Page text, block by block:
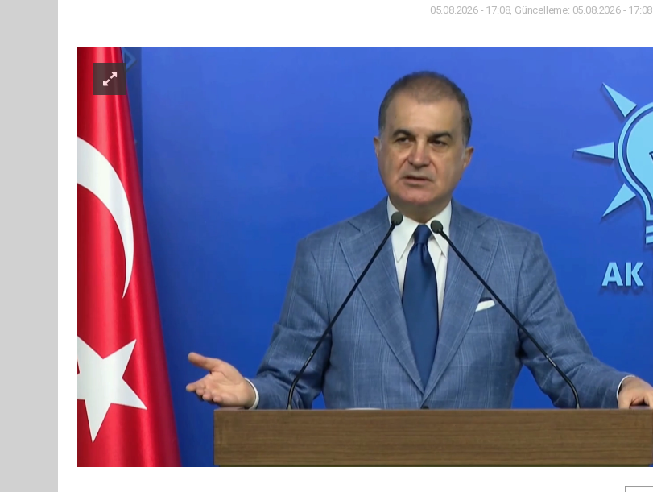
05.08.2026 - 17:08, Güncelleme: 05.08.2026 - 17:08